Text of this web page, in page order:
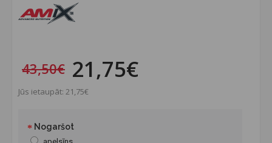
43,50€ 21,75€
Jūs ietaupāt: 21,75€
Nogaršot